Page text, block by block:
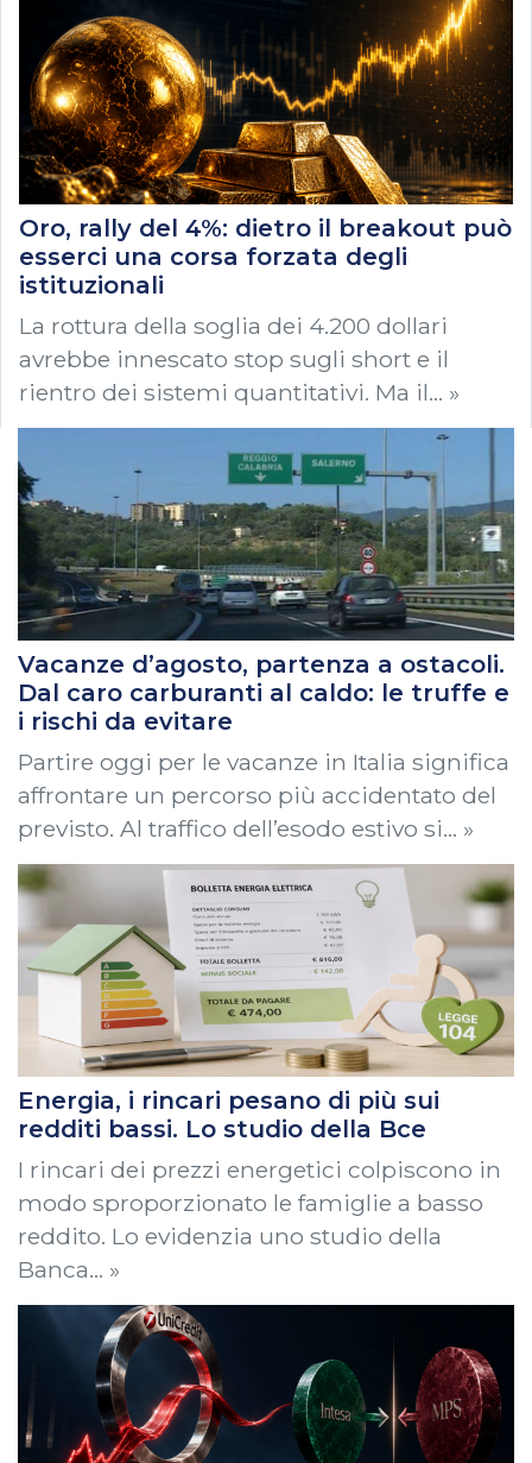
Oro, rally del 4%: dietro il breakout può
esserci una corsa forzata degli
istituzionali
La rottura della soglia dei 4.200 dollari
avrebbe innescato stop sugli short e il
rientro dei sistemi quantitativi. Ma il… »
Vacanze d’agosto, partenza a ostacoli.
Dal caro carburanti al caldo: le truffe e
i rischi da evitare
Partire oggi per le vacanze in Italia significa
affrontare un percorso più accidentato del
previsto. Al traffico dell’esodo estivo si… »
Energia, i rincari pesano di più sui
redditi bassi. Lo studio della Bce
I rincari dei prezzi energetici colpiscono in
modo sproporzionato le famiglie a basso
reddito. Lo evidenzia uno studio della
Banca… »